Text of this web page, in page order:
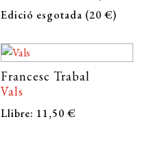
Edició esgotada (20 €)
Francesc Trabal
Vals
Llibre: 11,50 €